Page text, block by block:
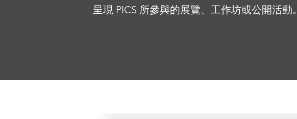
呈現 PICS 所參與的展覽、工作坊或公開活動。